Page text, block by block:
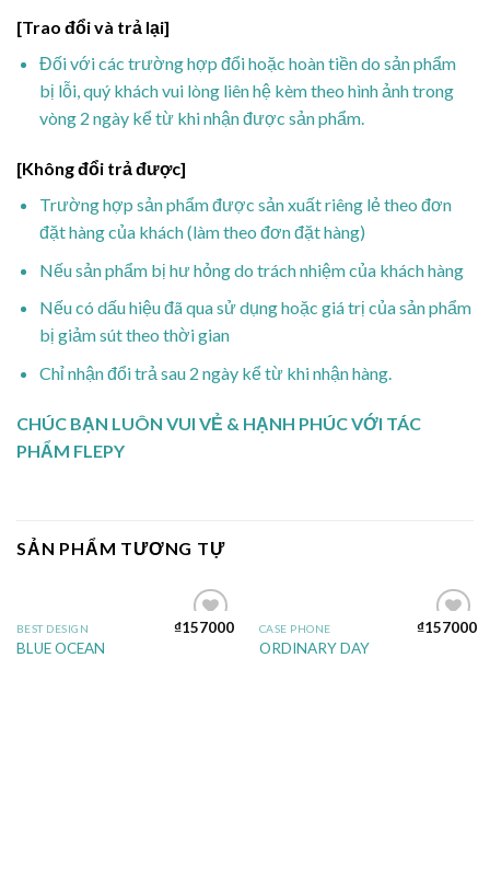
[Trao đổi và trả lại]
Đối với các trường hợp đổi hoặc hoàn tiền do sản phẩm
bị lỗi, quý khách vui lòng liên hệ kèm theo hình ảnh trong
vòng 2 ngày kể từ khi nhận được sản phẩm.
[Không đổi trả được]
Trường hợp sản phẩm được sản xuất riêng lẻ theo đơn
đặt hàng của khách (làm theo đơn đặt hàng)
Nếu sản phẩm bị hư hỏng do trách nhiệm của khách hàng
Nếu có dấu hiệu đã qua sử dụng hoặc giá trị của sản phẩm
bị giảm sút theo thời gian
Chỉ nhận đổi trả sau 2 ngày kể từ khi nhận hàng.
CHÚC BẠN LUÔN VUI VẺ & HẠNH PHÚC VỚI TÁC
PHẨM FLEPY
SẢN PHẨM TƯƠNG TỰ
BEST DESIGN
BLUE OCEAN
₫157000 CASE PHONE
ORDINARY DAY
₫157000